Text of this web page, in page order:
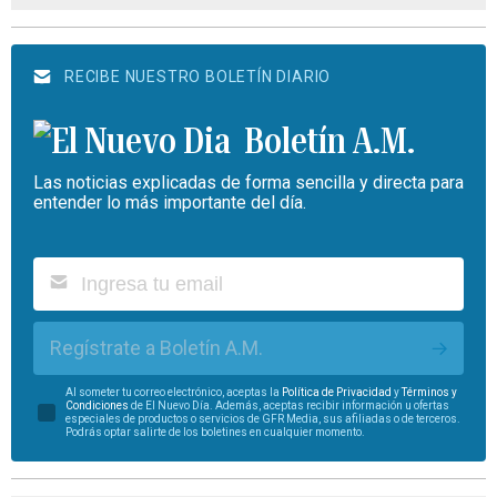
RECIBE NUESTRO BOLETÍN DIARIO
Boletín A.M.
Las noticias explicadas de forma sencilla y directa para
entender lo más importante del día.
Regístrate a Boletín A.M.
Al someter tu correo electrónico, aceptas la Política de Privacidad yTérminos y
Condiciones de El Nuevo Día. Además, aceptas recibir información u ofertas
especiales de productos o servicios de GFR Media, sus afiliadas o de terceros.
Podrás optar salirte de los boletines en cualquier momento.